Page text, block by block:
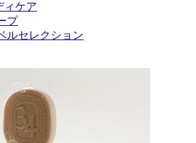
ィケア
プ
ルセレクション